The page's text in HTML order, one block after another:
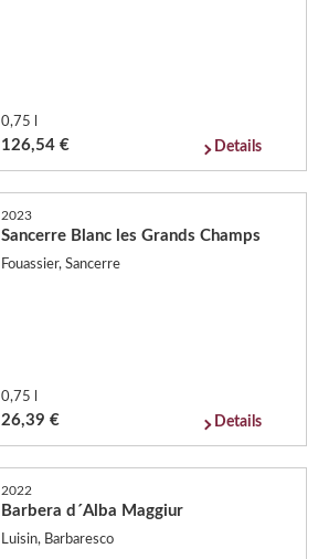
0,75 l
126,54 € Details
2023
Sancerre Blanc les Grands Champs
Fouassier, Sancerre
0,75 l
26,39 € Details
2022
Barbera d´Alba Maggiur
Luisin, Barbaresco